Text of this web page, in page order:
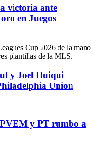
victoria ante
en Juegos
y Joel Huiqui
Union
y PT rumbo a